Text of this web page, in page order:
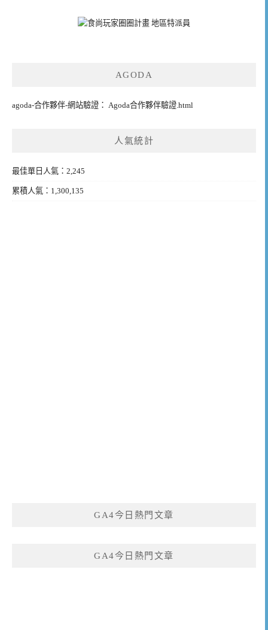
AGODA
agoda-合作夥伴-網站驗證： Agoda合作夥伴驗證.html
人氣統計
最佳單日人氣：2,245
累積人氣：1,300,135
GA4今日熱門文章
GA4今日熱門文章